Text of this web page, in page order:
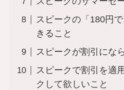
スピークの「180円
きること
スピークが割引にな
スピークで割引を適
クして欲しいこと